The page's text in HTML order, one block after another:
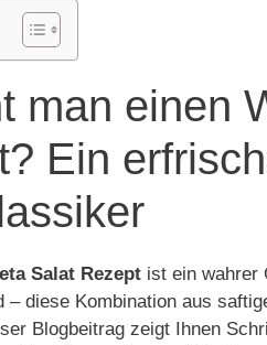
man einen
Ein
Salat Rezept ist ein wahrer
diese Kombination aus
Blogbeitrag zeigt Ihnen